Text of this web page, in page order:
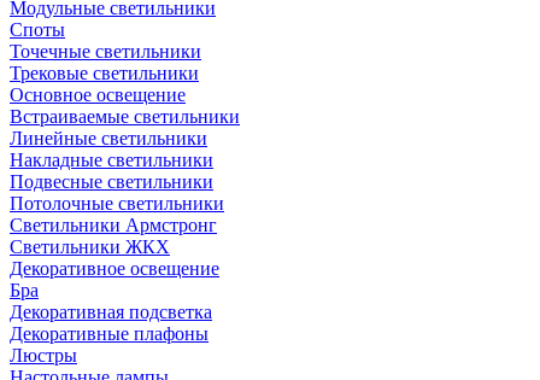
Модульные светильники
Споты
Точечные светильники
Трековые светильники
Основное освещение
Встраиваемые светильники
Линейные светильники
Накладные светильники
Подвесные светильники
Потолочные светильники
Светильники Армстронг
Светильники ЖКХ
Декоративное освещение
Бра
Декоративная подсветка
Декоративные плафоны
Люстры